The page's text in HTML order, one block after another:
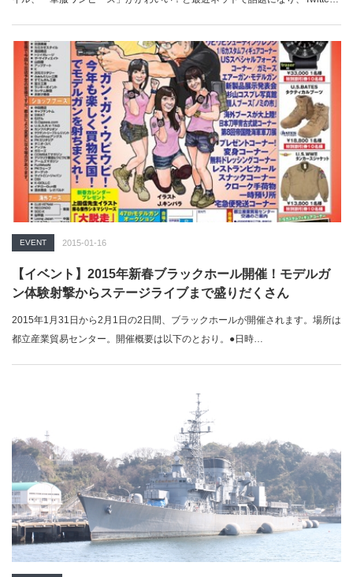
EVENT 2015-01-16
【イベント】2015年新春ブラックホール開催！モデルガ
ン体験射撃からステージライブまで盛りだくさん
2015年1月31日から2月1日の2日間、ブラックホールが開催されます。場所は
都立産業貿易センター。開催概要は以下のとおり。●日時…